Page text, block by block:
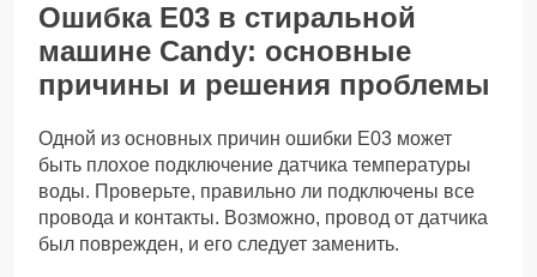
Ошибка Е03 в стиральной
машине Candy: основные
причины и решения проблемы
Одной из основных причин ошибки Е03 может
быть плохое подключение датчика температуры
воды. Проверьте, правильно ли подключены все
провода и контакты. Возможно, провод от датчика
был поврежден, и его следует заменить.